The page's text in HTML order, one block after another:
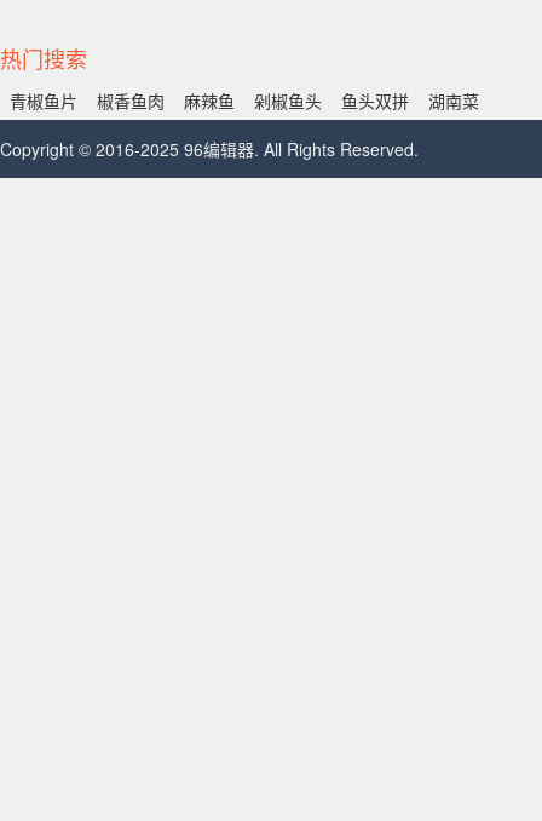
热门搜索
青椒鱼片 椒香鱼肉 麻辣鱼 剁椒鱼头 鱼头双拼
湖南菜
Copyright © 2016-2025 96编辑器. All Rights Reserved.